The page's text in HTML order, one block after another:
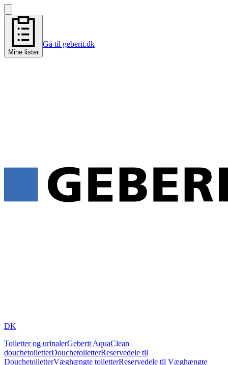
Mine lister
Gå til geberit.dk
DK
Toiletter og urinalerGeberit AquaClean
douchetoiletterDouchetoiletterReservedele til
DouchetoiletterVæghængte toiletterReservedele til Væghængte